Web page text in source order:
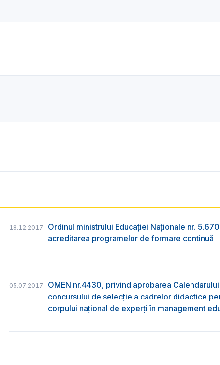
18.12.2017
Ordinul ministrului Educației Naționale nr.
acreditarea programelor de formare continuă
05.07.2017
OMEN nr.4430, privind aprobarea
concursului de selecție a cadrelor didactice
corpului național de experți în management